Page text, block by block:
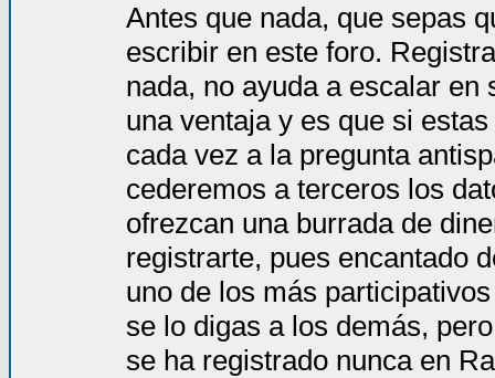
Antes que nada, que sepas
escribir en este foro.
nada, no ayuda a escalar en
una ventaja y es que si
cada vez a la pregunta
cederemos a terceros los
ofrezcan una burrada de
registrarte, pues encantado
uno de los más
se lo digas a los demás,
se ha registrado nunca en